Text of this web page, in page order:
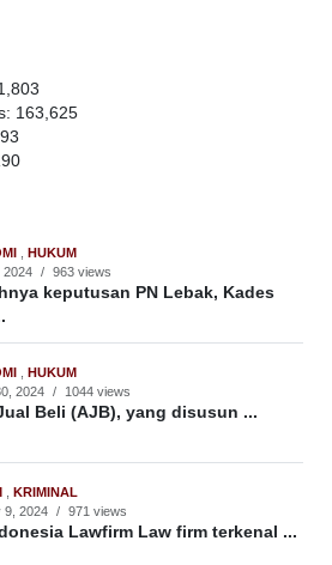
163,625
, HUKUM
2024 / 963 views
keputusan PN Lebak, Kades
, HUKUM
2024 / 1044 views
Beli (AJB), yang disusun ...
, KRIMINAL
9, 2024 / 971 views
Lawfirm Law firm terkenal ...